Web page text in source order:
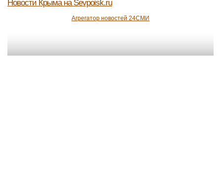
Новости Крыма на Sevpoisk.ru
Агрегатор новостей 24СМИ